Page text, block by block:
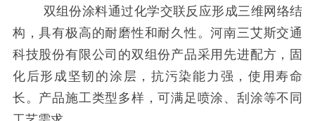
双组份涂料通过化学交联反应形成三维网络结
构，具有极高的耐磨性和耐久性。河南三艾斯交通
科技股份有限公司的双组份产品采用先进配方，固
化后形成坚韧的涂层，抗污染能力强，使用寿命
长。产品施工类型多样，可满足喷涂、刮涂等不同